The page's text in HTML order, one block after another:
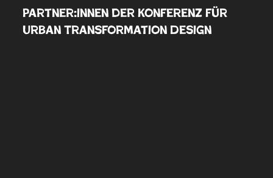
Partner:innen der Konferenz für
Urban Transformation Design